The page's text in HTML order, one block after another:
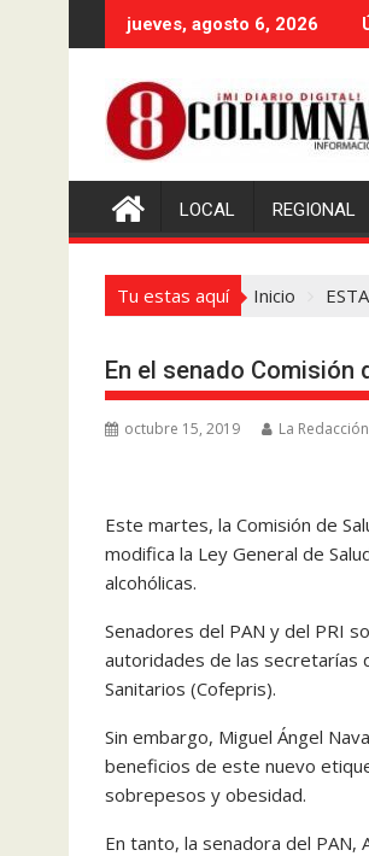
al
jueves, agosto 6, 2026
LOCAL REGIONAL
Tu estas aquí Inicio
En el senado Comisión
octubre 15, 2019 La Redacción
Este martes, la Comisión de
modifica la Ley General de
alcohólicas.
Senadores del PAN y del PRI
autoridades de las secretarías
Sanitarios (Cofepris).
Sin embargo, Miguel Ángel
beneficios de este nuevo
sobrepesos y obesidad.
En tanto, la senadora del